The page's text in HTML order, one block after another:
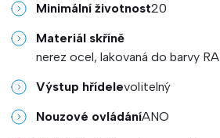
Minimální životnost20
Materiál skříně
nerez ocel, lakovaná do barvy
Výstup hřídelevolitelný
Nouzové ovládáníANO